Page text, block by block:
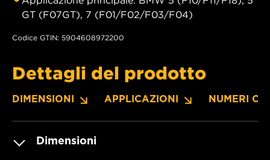
GT (F07GT), 7 (F01/F02/F03/F04)
Codice GTIN: 5904608972200
Dettagli del prodotto
DIMENSIONI APPLICAZIONI NUMERI OE
Dimensioni